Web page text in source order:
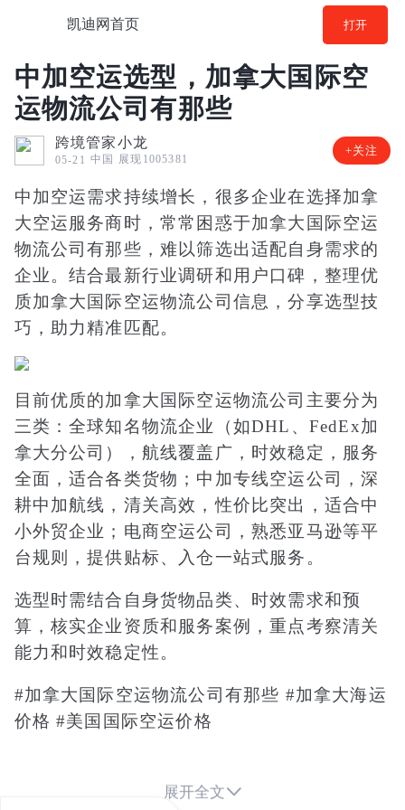
凯迪网首页 打开
中加空运选型，加拿大国际空
运物流公司有那些
跨境管家小龙
05-21 中国 展现1005381
+关注
中加空运需求持续增长，很多企业在选择加拿
大空运服务商时，常常困惑于加拿大国际空运
物流公司有那些，难以筛选出适配自身需求的
企业。结合最新行业调研和用户口碑，整理优
质加拿大国际空运物流公司信息，分享选型技
巧，助力精准匹配。
目前优质的加拿大国际空运物流公司主要分为
三类：全球知名物流企业（如DHL、FedEx加
拿大分公司），航线覆盖广，时效稳定，服务
全面，适合各类货物；中加专线空运公司，深
耕中加航线，清关高效，性价比突出，适合中
小外贸企业；电商空运公司，熟悉亚马逊等平
台规则，提供贴标、入仓一站式服务。
选型时需结合自身货物品类、时效需求和预
算，核实企业资质和服务案例，重点考察清关
能力和时效稳定性。
#加拿大国际空运物流公司有那些 #加拿大海运
价格 #美国国际空运价格
展开全文